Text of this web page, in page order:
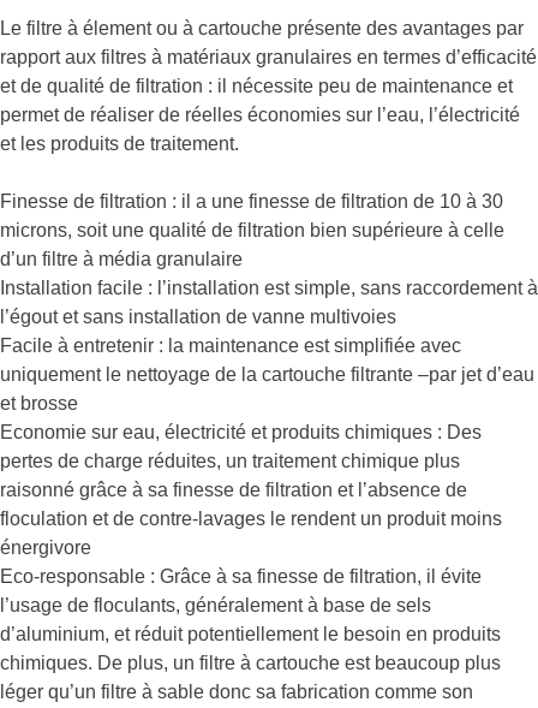
Le filtre à élement ou à cartouche présente des avantages par
rapport aux filtres à matériaux granulaires en termes d’efficacité
et de qualité de filtration : il nécessite peu de maintenance et
permet de réaliser de réelles économies sur l’eau, l’électricité
et les produits de traitement.
Finesse de filtration : il a une finesse de filtration de 10 à 30
microns, soit une qualité de filtration bien supérieure à celle
d’un filtre à média granulaire
Installation facile : l’installation est simple, sans raccordement à
l’égout et sans installation de vanne multivoies
Facile à entretenir : la maintenance est simplifiée avec
uniquement le nettoyage de la cartouche filtrante –par jet d’eau
et brosse
Economie sur eau, électricité et produits chimiques : Des
pertes de charge réduites, un traitement chimique plus
raisonné grâce à sa finesse de filtration et l’absence de
floculation et de contre-lavages le rendent un produit moins
énergivore
Eco-responsable : Grâce à sa finesse de filtration, il évite
l’usage de floculants, généralement à base de sels
d’aluminium, et réduit potentiellement le besoin en produits
chimiques. De plus, un filtre à cartouche est beaucoup plus
léger qu’un filtre à sable donc sa fabrication comme son